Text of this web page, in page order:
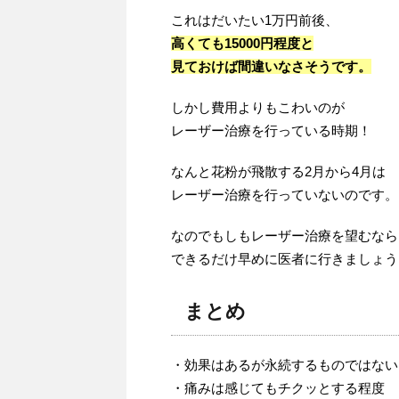
これはだいたい1万円前後、
高くても15000円程度と
見ておけば間違いなさそうです。
しかし費用よりもこわいのが
レーザー治療を行っている時期！
なんと花粉が飛散する2月から4月は
レーザー治療を行っていないのです。
なのでもしもレーザー治療を望むなら
できるだけ早めに医者に行きましょ
まとめ
・効果はあるが永続するものではない
・痛みは感じてもチクッとする程度